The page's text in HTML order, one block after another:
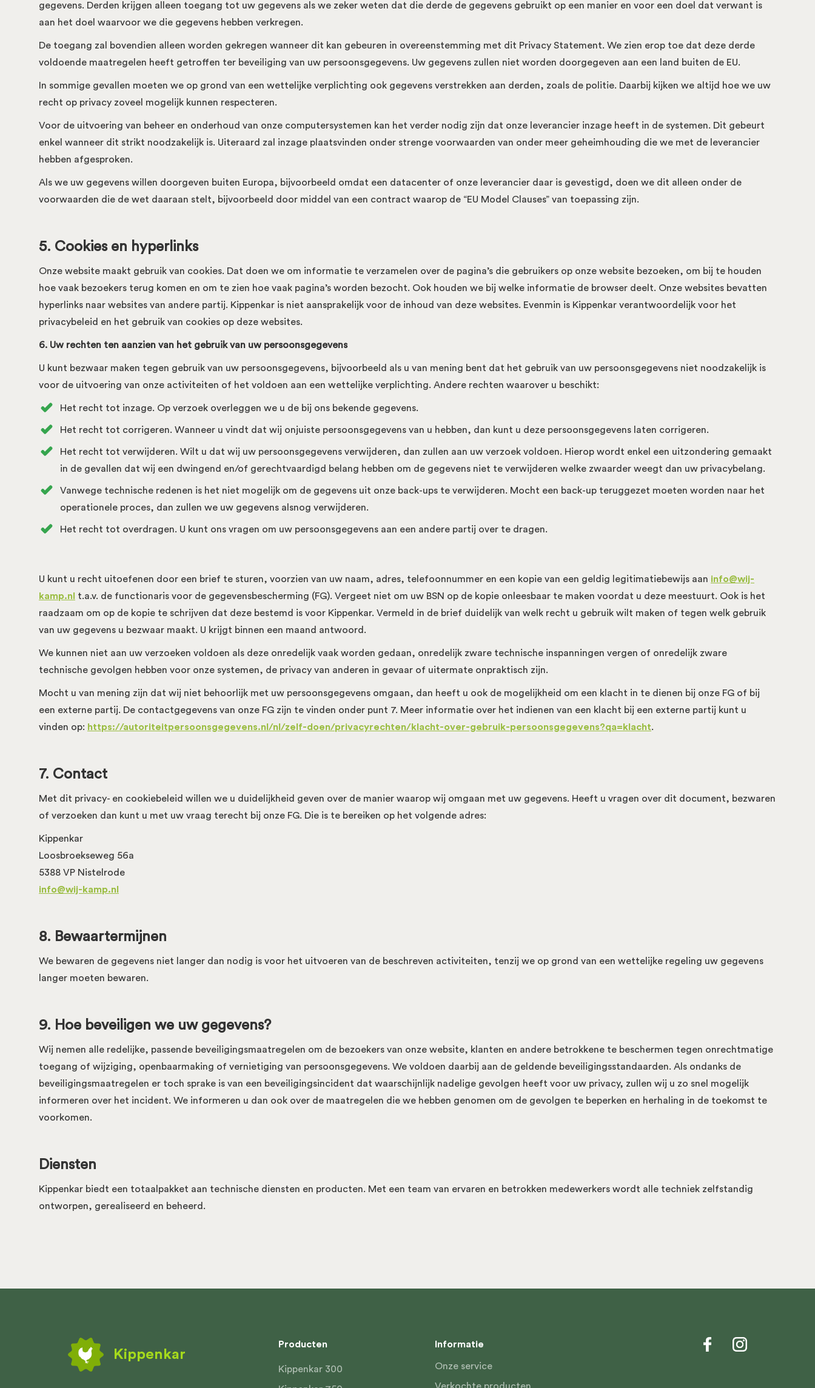
gegevens. Derden krijgen alleen toegang tot uw gegevens als we zeker weten dat die derde de gegevens gebruikt op een manier en voor een doel dat verwant is
aan het doel waarvoor we die gegevens hebben verkregen.
De toegang zal bovendien alleen worden gekregen wanneer dit kan gebeuren in overeenstemming met dit Privacy Statement. We zien erop toe dat deze derde
voldoende maatregelen heeft getroffen ter beveiliging van uw persoonsgegevens. Uw gegevens zullen niet worden doorgegeven aan een land buiten de EU.
In sommige gevallen moeten we op grond van een wettelijke verplichting ook gegevens verstrekken aan derden, zoals de politie. Daarbij kijken we altijd hoe we uw
recht op privacy zoveel mogelijk kunnen respecteren.
Voor de uitvoering van beheer en onderhoud van onze computersystemen kan het verder nodig zijn dat onze leverancier inzage heeft in de systemen. Dit gebeurt
enkel wanneer dit strikt noodzakelijk is. Uiteraard zal inzage plaatsvinden onder strenge voorwaarden van onder meer geheimhouding die we met de leverancier
hebben afgesproken.
Als we uw gegevens willen doorgeven buiten Europa, bijvoorbeeld omdat een datacenter of onze leverancier daar is gevestigd, doen we dit alleen onder de
voorwaarden die de wet daaraan stelt, bijvoorbeeld door middel van een contract waarop de “EU Model Clauses” van toepassing zijn.
5. Cookies en hyperlinks
Onze website maakt gebruik van cookies. Dat doen we om informatie te verzamelen over de pagina’s die gebruikers op onze website bezoeken, om bij te houden
hoe vaak bezoekers terug komen en om te zien hoe vaak pagina’s worden bezocht. Ook houden we bij welke informatie de browser deelt. Onze websites bevatten
hyperlinks naar websites van andere partij. Kippenkar is niet aansprakelijk voor de inhoud van deze websites. Evenmin is Kippenkar verantwoordelijk voor het
privacybeleid en het gebruik van cookies op deze websites.
6. Uw rechten ten aanzien van het gebruik van uw persoonsgegevens
U kunt bezwaar maken tegen gebruik van uw persoonsgegevens, bijvoorbeeld als u van mening bent dat het gebruik van uw persoonsgegevens niet noodzakelijk is
voor de uitvoering van onze activiteiten of het voldoen aan een wettelijke verplichting. Andere rechten waarover u beschikt:
Het recht tot inzage. Op verzoek overleggen we u de bij ons bekende gegevens.
Het recht tot corrigeren. Wanneer u vindt dat wij onjuiste persoonsgegevens van u hebben, dan kunt u deze persoonsgegevens laten corrigeren.
Het recht tot verwijderen. Wilt u dat wij uw persoonsgegevens verwijderen, dan zullen aan uw verzoek voldoen. Hierop wordt enkel een uitzondering gemaakt
in de gevallen dat wij een dwingend en/of gerechtvaardigd belang hebben om de gegevens niet te verwijderen welke zwaarder weegt dan uw privacybelang.
Vanwege technische redenen is het niet mogelijk om de gegevens uit onze back-ups te verwijderen. Mocht een back-up teruggezet moeten worden naar het
operationele proces, dan zullen we uw gegevens alsnog verwijderen.
Het recht tot overdragen. U kunt ons vragen om uw persoonsgegevens aan een andere partij over te dragen.
U kunt u recht uitoefenen door een brief te sturen, voorzien van uw naam, adres, telefoonnummer en een kopie van een geldig legitimatiebewijs aan info@wij-
kamp.nl
t.a.v. de functionaris voor de gegevensbescherming (FG). Vergeet niet om uw BSN op de kopie onleesbaar te maken voordat u deze meestuurt. Ook is het
raadzaam om op de kopie te schrijven dat deze bestemd is voor Kippenkar. Vermeld in de brief duidelijk van welk recht u gebruik wilt maken of tegen welk gebruik
van uw gegevens u bezwaar maakt. U krijgt binnen een maand antwoord.
We kunnen niet aan uw verzoeken voldoen als deze onredelijk vaak worden gedaan, onredelijk zware technische inspanningen vergen of onredelijk zware
technische gevolgen hebben voor onze systemen, de privacy van anderen in gevaar of uitermate onpraktisch zijn.
Mocht u van mening zijn dat wij niet behoorlijk met uw persoonsgegevens omgaan, dan heeft u ook de mogelijkheid om een klacht in te dienen bij onze FG of bij
een externe partij. De contactgegevens van onze FG zijn te vinden onder punt 7. Meer informatie over het indienen van een klacht bij een externe partij kunt u
vinden op: https://autoriteitpersoonsgegevens.nl/nl/zelf-doen/privacyrechten/klacht-over-gebruik-persoonsgegevens?qa=klacht.
7. Contact
Met dit privacy- en cookiebeleid willen we u duidelijkheid geven over de manier waarop wij omgaan met uw gegevens. Heeft u vragen over dit document, bezwaren
of verzoeken dan kunt u met uw vraag terecht bij onze FG. Die is te bereiken op het volgende adres:
Kippenkar
Loosbroekseweg 56a
5388 VP Nistelrode
info@wij-kamp.nl
8. Bewaartermijnen
We bewaren de gegevens niet langer dan nodig is voor het uitvoeren van de beschreven activiteiten, tenzij we op grond van een wettelijke regeling uw gegevens
langer moeten bewaren.
9. Hoe beveiligen we uw gegevens?
Wij nemen alle redelijke, passende beveiligingsmaatregelen om de bezoekers van onze website, klanten en andere betrokkene te beschermen tegen onrechtmatige
toegang of wijziging, openbaarmaking of vernietiging van persoonsgegevens. We voldoen daarbij aan de geldende beveiligingsstandaarden. Als ondanks de
beveiligingsmaatregelen er toch sprake is van een beveiligingsincident dat waarschijnlijk nadelige gevolgen heeft voor uw privacy, zullen wij u zo snel mogelijk
informeren over het incident. We informeren u dan ook over de maatregelen die we hebben genomen om de gevolgen te beperken en herhaling in de toekomst te
voorkomen.
Diensten
Kippenkar biedt een totaalpakket aan technische diensten en producten. Met een team van ervaren en betrokken medewerkers wordt alle techniek zelfstandig
ontworpen, gerealiseerd en beheerd.
Kippenkar
Producten
Kippenkar 300
Informatie
Onze service